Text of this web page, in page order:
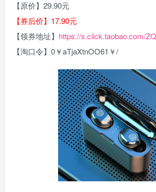
【原价】29.90元
【券后价】17.90元
【领券地址】 https://s.click.taobao.com/
【淘口令】0￥aTjaXtnOO61￥/